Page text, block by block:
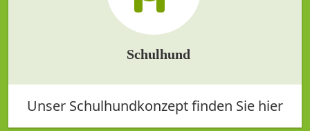
Schulhund
Unser Schulhundkonzept finden Sie hier